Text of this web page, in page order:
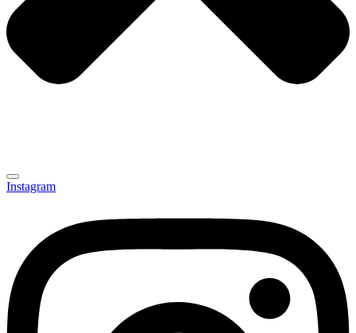
Instagram